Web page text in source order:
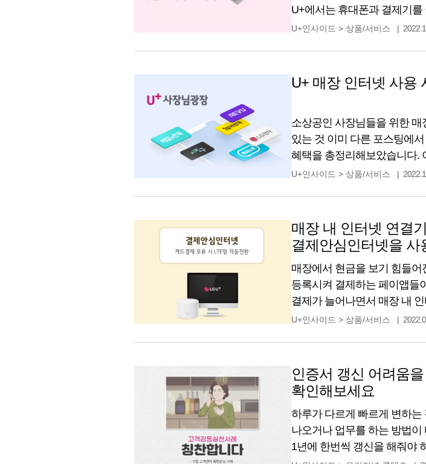
U+에서는 휴대폰과 결제기
U+ 매장용 인터넷 고객님이
U+인사이드 > 상품/서비스
U+ 매장 인터넷 사용
소상공인 사장님들을 위한
있는 것 이미 다른 포스팅에
혜택을 총정리해보았습니다.
U+우리가게패키지 신청하시
U+사장님광장에서는 세무,
U+인사이드 > 상품/서비스
매장 내 인터넷 연결
결제안심인터넷을 사
매장에서 현금을 보기 힘들
등록시켜 결제하는 페이앱들
결제가 늘어나면서 매장 내
대략 난감한 상황이 되는 것
U+인사이드 > 상품/서비스
인증서 갱신 어려움
확인해보세요
하루가 다르게 빠르게 변하는
나오거나 업무를 하는 방법
1년에 한번씩 갱신을 해줘야